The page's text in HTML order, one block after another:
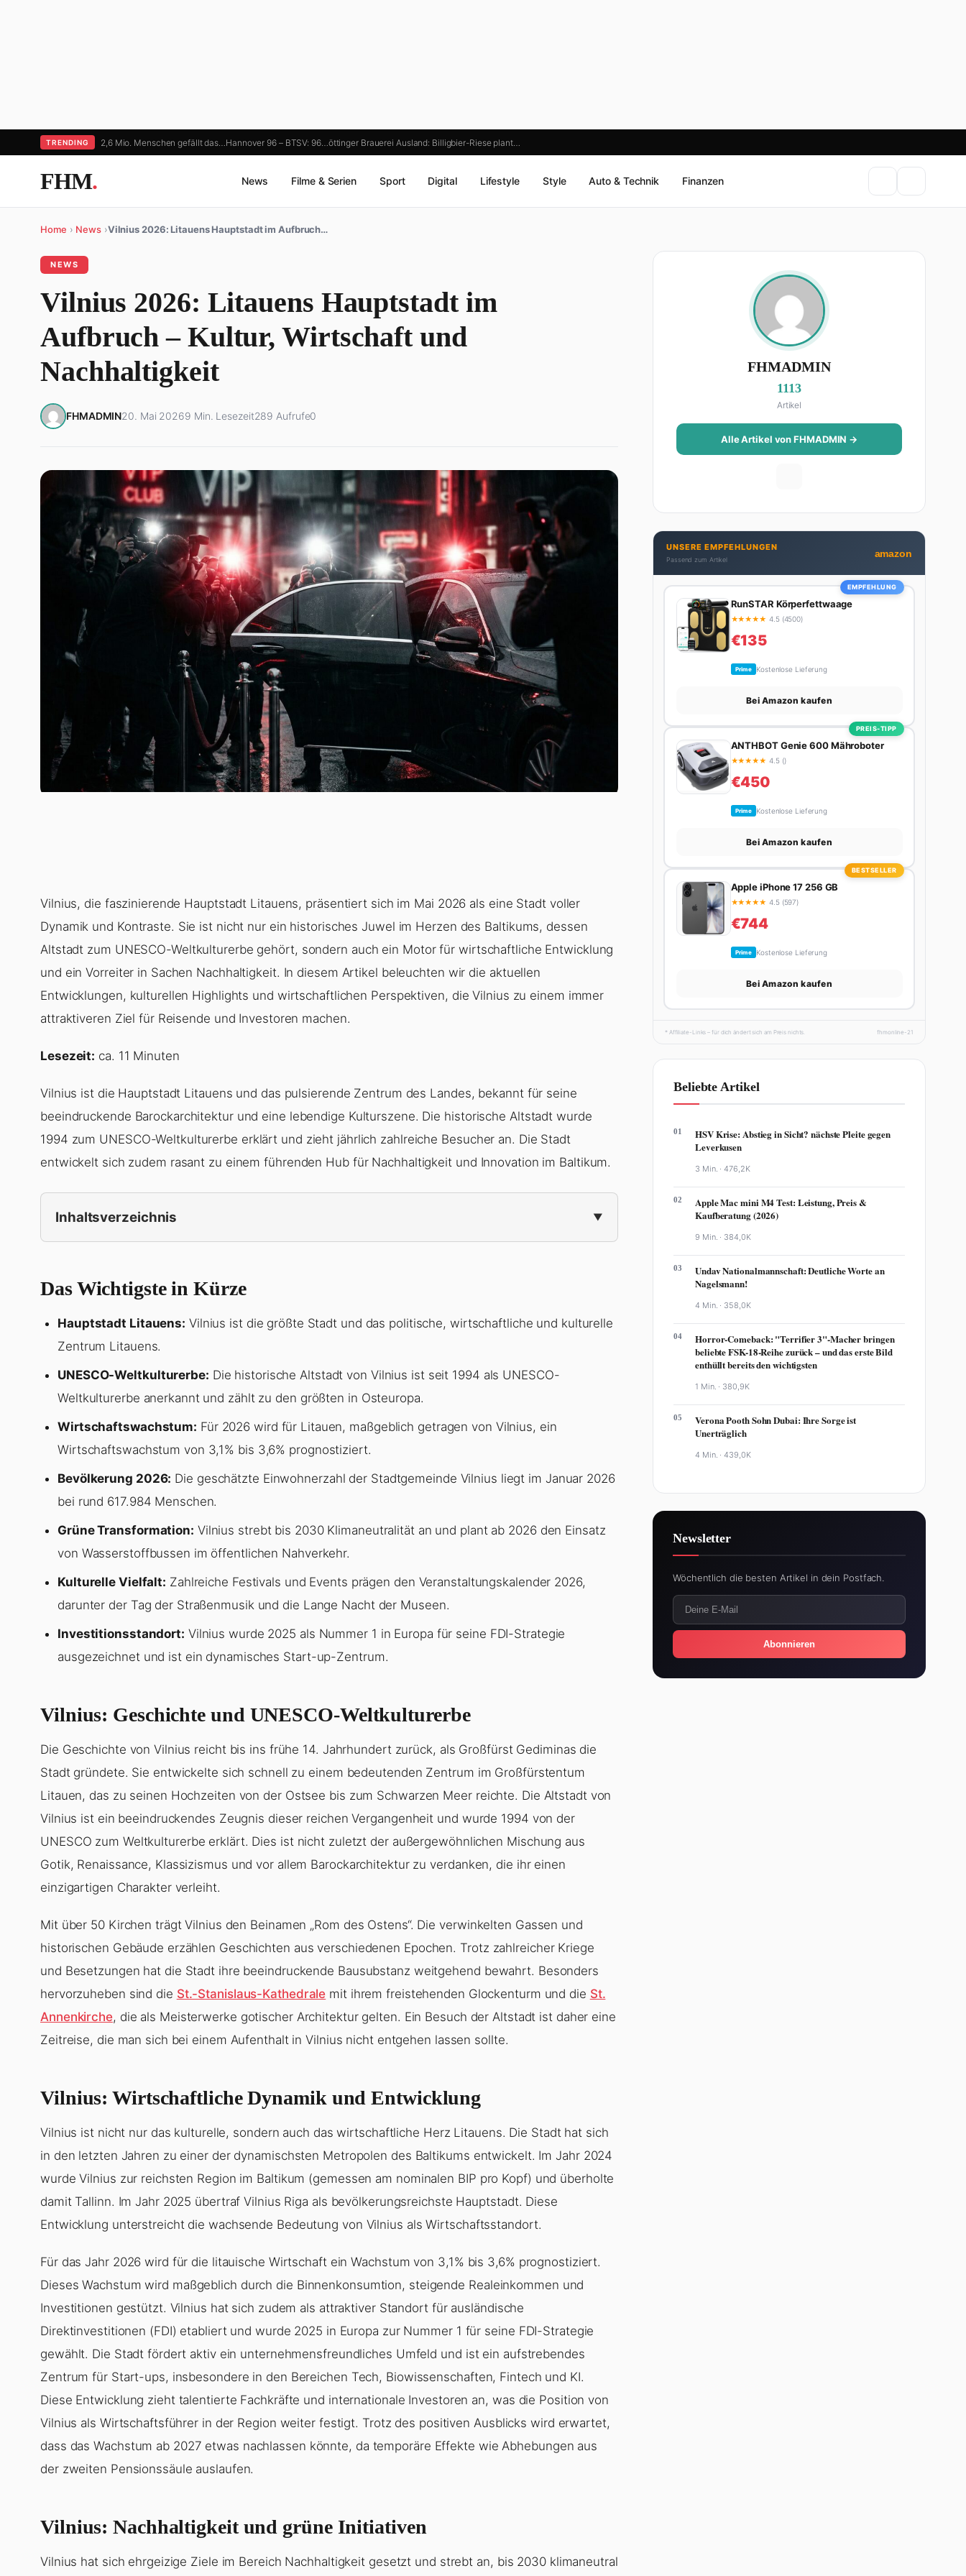
TRENDING 2,6 Mio. Menschen gefällt das… Hannover 96 – BTSV: 96… öttinger Brauerei Ausland: Billigbier-Riese plant…
FHM. News Filme & Serien Sport Digital Lifestyle Style Auto & Technik Finanzen
Home › News ›Vilnius 2026: Litauens Hauptstadt im Aufbruch…
NEWS
Vilnius 2026: Litauens Hauptstadt im
Aufbruch – Kultur, Wirtschaft und
Nachhaltigkeit
FHMADMIN20. Mai 20269 Min. Lesezeit289 Aufrufe0
Vilnius, die faszinierende Hauptstadt Litauens, präsentiert sich im Mai 2026 als eine Stadt voller
Dynamik und Kontraste. Sie ist nicht nur ein historisches Juwel im Herzen des Baltikums, dessen
Altstadt zum UNESCO-Weltkulturerbe gehört, sondern auch ein Motor für wirtschaftliche Entwicklung
und ein Vorreiter in Sachen Nachhaltigkeit. In diesem Artikel beleuchten wir die aktuellen
Entwicklungen, kulturellen Highlights und wirtschaftlichen Perspektiven, die Vilnius zu einem immer
attraktiveren Ziel für Reisende und Investoren machen.
Lesezeit: ca. 11 Minuten
Vilnius ist die Hauptstadt Litauens und das pulsierende Zentrum des Landes, bekannt für seine
beeindruckende Barockarchitektur und eine lebendige Kulturszene. Die historische Altstadt wurde
1994 zum UNESCO-Weltkulturerbe erklärt und zieht jährlich zahlreiche Besucher an. Die Stadt
entwickelt sich zudem rasant zu einem führenden Hub für Nachhaltigkeit und Innovation im Baltikum.
Inhaltsverzeichnis
Das Wichtigste in Kürze
Hauptstadt Litauens: Vilnius ist die größte Stadt und das politische, wirtschaftliche und kulturelle
Zentrum Litauens.
UNESCO-Weltkulturerbe: Die historische Altstadt von Vilnius ist seit 1994 als UNESCO-
Weltkulturerbe anerkannt und zählt zu den größten in Osteuropa.
Wirtschaftswachstum: Für 2026 wird für Litauen, maßgeblich getragen von Vilnius, ein
Wirtschaftswachstum von 3,1% bis 3,6% prognostiziert.
Bevölkerung 2026: Die geschätzte Einwohnerzahl der Stadtgemeinde Vilnius liegt im Januar 2026
bei rund 617.984 Menschen.
Grüne Transformation: Vilnius strebt bis 2030 Klimaneutralität an und plant ab 2026 den Einsatz
von Wasserstoffbussen im öffentlichen Nahverkehr.
Kulturelle Vielfalt: Zahlreiche Festivals und Events prägen den Veranstaltungskalender 2026,
darunter der Tag der Straßenmusik und die Lange Nacht der Museen.
Investitionsstandort: Vilnius wurde 2025 als Nummer 1 in Europa für seine FDI-Strategie
ausgezeichnet und ist ein dynamisches Start-up-Zentrum.
Vilnius: Geschichte und UNESCO-Weltkulturerbe
Die Geschichte von Vilnius reicht bis ins frühe 14. Jahrhundert zurück, als Großfürst Gediminas die
Stadt gründete. Sie entwickelte sich schnell zu einem bedeutenden Zentrum im Großfürstentum
Litauen, das zu seinen Hochzeiten von der Ostsee bis zum Schwarzen Meer reichte. Die Altstadt von
Vilnius ist ein beeindruckendes Zeugnis dieser reichen Vergangenheit und wurde 1994 von der
UNESCO zum Weltkulturerbe erklärt. Dies ist nicht zuletzt der außergewöhnlichen Mischung aus
Gotik, Renaissance, Klassizismus und vor allem Barockarchitektur zu verdanken, die ihr einen
einzigartigen Charakter verleiht.
Mit über 50 Kirchen trägt Vilnius den Beinamen „Rom des Ostens“. Die verwinkelten Gassen und
historischen Gebäude erzählen Geschichten aus verschiedenen Epochen. Trotz zahlreicher Kriege
und Besetzungen hat die Stadt ihre beeindruckende Bausubstanz weitgehend bewahrt. Besonders
hervorzuheben sind die St.-Stanislaus-Kathedrale mit ihrem freistehenden Glockenturm und die St.
Annenkirche, die als Meisterwerke gotischer Architektur gelten. Ein Besuch der Altstadt ist daher eine
Zeitreise, die man sich bei einem Aufenthalt in Vilnius nicht entgehen lassen sollte.
Vilnius: Wirtschaftliche Dynamik und Entwicklung
Vilnius ist nicht nur das kulturelle, sondern auch das wirtschaftliche Herz Litauens. Die Stadt hat sich
in den letzten Jahren zu einer der dynamischsten Metropolen des Baltikums entwickelt. Im Jahr 2024
wurde Vilnius zur reichsten Region im Baltikum (gemessen am nominalen BIP pro Kopf) und überholte
damit Tallinn. Im Jahr 2025 übertraf Vilnius Riga als bevölkerungsreichste Hauptstadt. Diese
Entwicklung unterstreicht die wachsende Bedeutung von Vilnius als Wirtschaftsstandort.
Für das Jahr 2026 wird für die litauische Wirtschaft ein Wachstum von 3,1% bis 3,6% prognostiziert.
Dieses Wachstum wird maßgeblich durch die Binnenkonsumtion, steigende Realeinkommen und
Investitionen gestützt. Vilnius hat sich zudem als attraktiver Standort für ausländische
Direktinvestitionen (FDI) etabliert und wurde 2025 in Europa zur Nummer 1 für seine FDI-Strategie
gewählt. Die Stadt fördert aktiv ein unternehmensfreundliches Umfeld und ist ein aufstrebendes
Zentrum für Start-ups, insbesondere in den Bereichen Tech, Biowissenschaften, Fintech und KI.
Diese Entwicklung zieht talentierte Fachkräfte und internationale Investoren an, was die Position von
Vilnius als Wirtschaftsführer in der Region weiter festigt. Trotz des positiven Ausblicks wird erwartet,
dass das Wachstum ab 2027 etwas nachlassen könnte, da temporäre Effekte wie Abhebungen aus
der zweiten Pensionssäule auslaufen.
Vilnius: Nachhaltigkeit und grüne Initiativen
Vilnius hat sich ehrgeizige Ziele im Bereich Nachhaltigkeit gesetzt und strebt an, bis 2030 klimaneutral
FHMADMIN
1113
Artikel
Alle Artikel von FHMADMIN →
UNSERE EMPFEHLUNGEN
Passend zum Artikel
amazon
EMPFEHLUNG
RunSTAR Körperfettwaage
★★★★★ 4.5 (4500)
€135
Prime Kostenlose Lieferung
Bei Amazon kaufen
PREIS-TIPP
ANTHBOT Genie 600 Mähroboter
★★★★★ 4.5 ()
€450
Prime Kostenlose Lieferung
Bei Amazon kaufen
BESTSELLER
Apple iPhone 17 256 GB
★★★★★ 4.5 (597)
€744
Prime Kostenlose Lieferung
Bei Amazon kaufen
* Affiliate-Links – für dich ändert sich am Preis nichts. fhmonline-21
Beliebte Artikel
01
HSV Krise: Abstieg in Sicht? nächste Pleite gegen
Leverkusen
3 Min. ·476,2K
02
Apple Mac mini M4 Test: Leistung, Preis &
Kaufberatung (2026)
9 Min. · 384,0K
03
Undav Nationalmannschaft: Deutliche Worte an
Nagelsmann!
4 Min. · 358,0K
04
Horror-Comeback: "Terrifier 3"-Macher bringen
beliebte FSK-18-Reihe zurück – und das erste Bild
enthüllt bereits den wichtigsten
1 Min. · 380,9K
05
Verona Pooth Sohn Dubai: Ihre Sorge ist
Unerträglich
4 Min. ·439,0K
Newsletter
Wöchentlich die besten Artikel in dein Postfach.
Abonnieren